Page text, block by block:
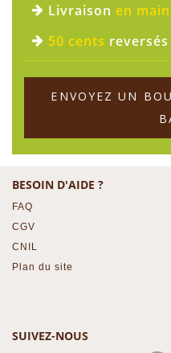
Livraison en
50 cents
ENVOYEZ UN
BESOIN D'AIDE ?
FAQ
CGV
CNIL
Plan du site
SUIVEZ-NOUS